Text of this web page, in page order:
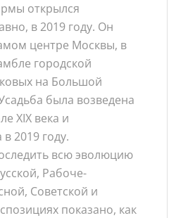
открылся
в 2019 году. Он
центре Москвы, в
городской
на Большой
была возведена
XIX века и
2019 году.
всю эволюцию
Рабоче-
Советской и
показано, как